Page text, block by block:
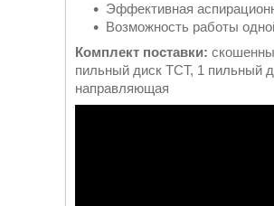
Эффективная
Возможность работы
Комплект поставки:
пильный диск TCT, 1 пильный
направляющая